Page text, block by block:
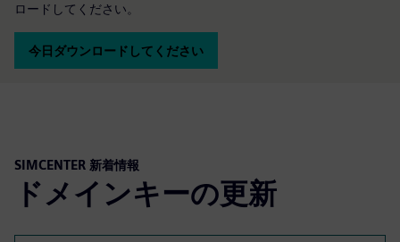
ロードしてください。
今日ダウンロードしてください
SIMCENTER 新着情報
ドメインキーの更新